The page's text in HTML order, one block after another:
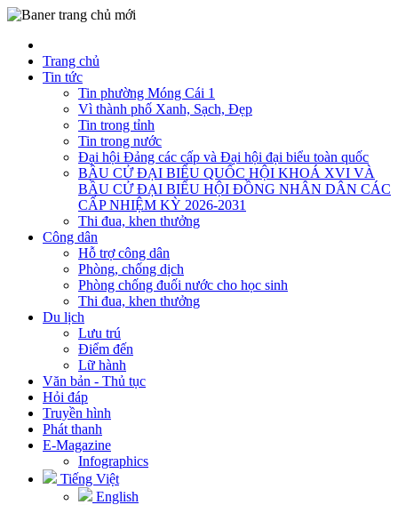
Trang chủ
Tin tức
Tin phường Móng Cái 1
Vì thành phố Xanh, Sạch, Đẹp
Tin trong tỉnh
Tin trong nước
Đại hội Đảng các cấp và Đại hội đại biểu toàn quốc
BẦU CỬ ĐẠI BIỂU QUỐC HỘI KHOÁ XVI VÀ
BẦU CỬ ĐẠI BIỂU HỘI ĐỒNG NHÂN DÂN CÁC
CẤP NHIỆM KỲ 2026-2031
Thi đua, khen thưởng
Công dân
Hỗ trợ công dân
Phòng, chống dịch
Phòng chống đuối nước cho học sinh
Thi đua, khen thưởng
Du lịch
Lưu trú
Điểm đến
Lữ hành
Văn bản - Thủ tục
Hỏi đáp
Truyền hình
Phát thanh
E-Magazine
Infographics
Tiếng Việt
English